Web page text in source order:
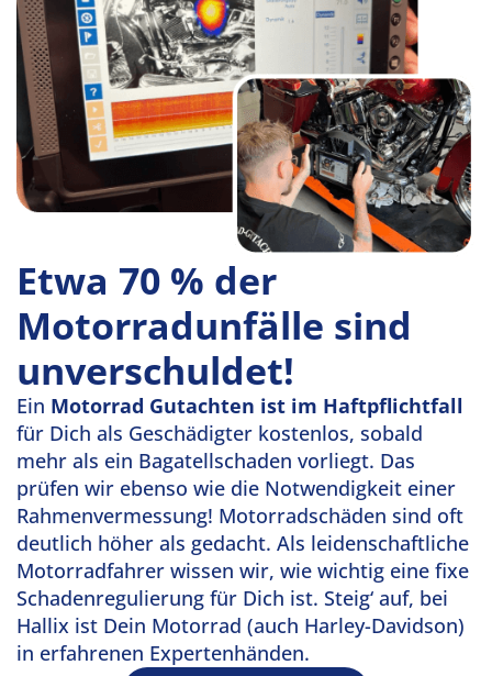
Etwa 70 % der
Motorradunfälle sind
unverschuldet!
Ein Motorrad Gutachten ist im Haftpflichtfall
für Dich als Geschädigter kostenlos, sobald
mehr als ein Bagatellschaden vorliegt. Das
prüfen wir ebenso wie die Notwendigkeit einer
Rahmenvermessung! Motorradschäden sind oft
deutlich höher als gedacht. Als leidenschaftliche
Motorradfahrer wissen wir, wie wichtig eine fixe
Schadenregulierung für Dich ist. Steig‘ auf, bei
Hallix ist Dein Motorrad (auch Harley-Davidson)
in erfahrenen Expertenhänden.